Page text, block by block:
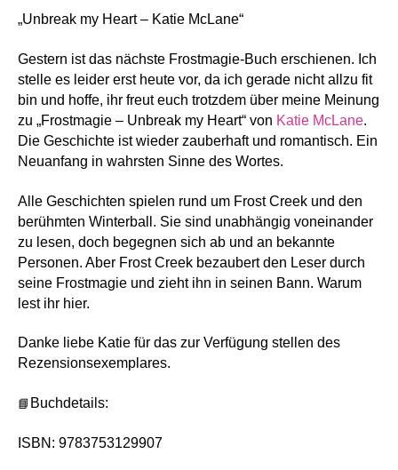
„Unbreak my Heart – Katie McLane“
Gestern ist das nächste Frostmagie-Buch erschienen. Ich
stelle es leider erst heute vor, da ich gerade nicht allzu fit
bin und hoffe, ihr freut euch trotzdem über meine Meinung
zu „Frostmagie – Unbreak my Heart“ von Katie McLane.
Die Geschichte ist wieder zauberhaft und romantisch. Ein
Neuanfang in wahrsten Sinne des Wortes.
Alle Geschichten spielen rund um Frost Creek und den
berühmten Winterball. Sie sind unabhängig voneinander
zu lesen, doch begegnen sich ab und an bekannte
Personen. Aber Frost Creek bezaubert den Leser durch
seine Frostmagie und zieht ihn in seinen Bann. Warum
lest ihr hier.
Danke liebe Katie für das zur Verfügung stellen des
Rezensionsexemplares.
📘 Buchdetails:
ISBN: 9783753129907